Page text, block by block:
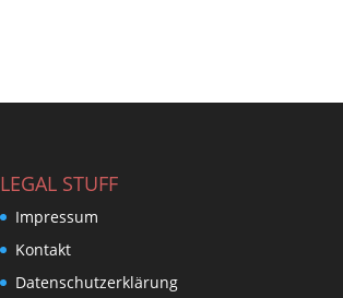
LEGAL STUFF
Impressum
Kontakt
Datenschutzerklärung